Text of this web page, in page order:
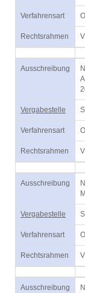
Verfahrensart
Rechtsrahmen
Ausschreibung
Vergabestelle
Verfahrensart
Rechtsrahmen
Ausschreibung
Vergabestelle
Verfahrensart
Rechtsrahmen
Ausschreibung